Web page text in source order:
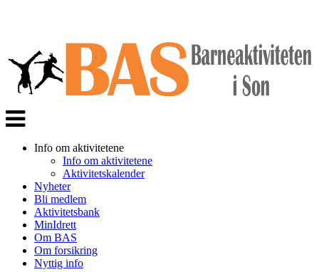
Veksle
navigasjon
Info om aktivitetene
Info om aktivitetene
Aktivitetskalender
Nyheter
Bli medlem
Aktivitetsbank
MinIdrett
Om BAS
Om forsikring
Nyttig info